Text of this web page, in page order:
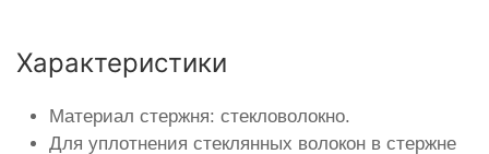
Характеристики
Материал стержня: стекловолокно.
Для уплотнения стеклянных волокон в стержне